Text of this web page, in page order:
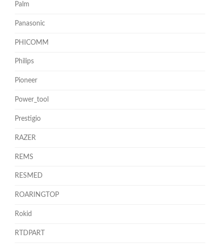
Palm
Panasonic
PHICOMM
Philips
Pioneer
Power_tool
Prestigio
RAZER
REMS
RESMED
ROARINGTOP
Rokid
RTDPART